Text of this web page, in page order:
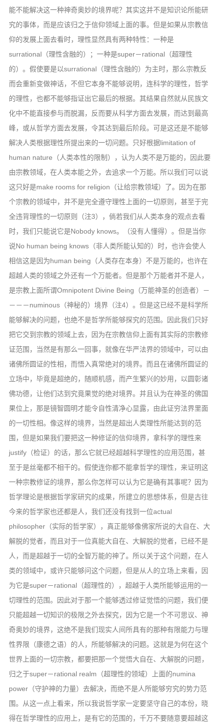
能不能解决这一种神奇奥妙的境界呢？其实这并不是知识论所能研
究的事体，而是应该归之于信仰领域上面的事。但是如果从宗教信
仰的发展上面去看时，理性显然具有两种特性：一种是
surrational（理性含融的）；一种是super－rational（超理性
的）。假使要是以surrational（理性含融的）为主时，那么宗教反
而会重新变做神话，不但它本身不能够说明，连科学的理性，哲学
的理性，也都不能够指证出它最后的根据。其结果自然就从民族文
化中不能直接参与而脱漏，反而要从科学方面去发展，而达到最高
峰，或从哲学方面去发展，令其达到最后阶段。可是这还是不能够
解决人类根据理性所提出来的一切问题。只好根据limitation of
human nature（人类本性的限制），认为人类不是万能的，因此要
由宗教领域，在人类本能之外，去追求一个万能。所以我们可以说
这只好是make rooms for religion（让给宗教领域）了。因为在那
个宗教的领域中，并不是完全遵守理性上面的一切原则，甚至于完
全违背理性的一切原则（注3），倘若我们从人类本身的观点去看
时，我们只能说它是Nobody knows。（没有人懂得）。但是当你
说No human being knows（非人类所能认知的）时，也许会使人
相信这是因为human being（人类存在本身）不是万能的，也许在
超越人类的领域之外还有一个万能者。但是那个万能者并不是人，
是宗教上面所谓Omnipotent Divine Being（万能神圣的创造者）－
－－－numinous（神秘的）境界（注4）。但是这已经不是科学所
能够解决的问题，也绝不是哲学所能够探究的范围。因此我们只好
把它交到宗教的领域上去，因为在宗教信仰上面有其实际的宗教修
证范围，当然是有那么一回事，就像在华严法界的领域中，可以由
诸佛所圆证的性相，而悟入真常绝对的境界。而且在诸佛所圆证的
立场中，毕竟是超绝的，随顺机感，而产生繁兴的妙用，以圆彰诸
佛功德，让他们达到究竟果觉的绝对境界。并且认为在神圣的佛国
果位上，那是镜智圆明才能令自性清净心显露，由此证穷法界里面
的一切性相。像这样的境界，当然是超出人类理性所能达到的范
围，但是如果我们要把这一种修证的信仰境界，拿科学的理性来
justify（检证）的话，那么它就已经超越科学理性的应用范围，甚
至于是丝毫都不相干的。假使连你都不能拿哲学的理性，来证明这
一种宗教修证的境界，那么你怎样可以认为它是确有其事呢？因为
哲学理论是根据哲学家研究的成果，所建立的思想体系，但是古往
今来的哲学家也还都是人，我们还没有找到一位actual
philosopher（实际的哲学家），真正能够像佛家所说的大自在、大
解脱的觉者，而且对于一位真能大自在、大解脱的觉者，已经不是
人，而是超越于一切的全智万能的神了。所以关于这个问题，在人
类的领域中，或许只能够问这个问题，但是从人的立场上来看，因
为它是super－rational（超理性的），超越于人类所能够运用的一
切理性的范围。因此对于那一个能够透过修证觉悟的问题，我们便
只能超越一切知识的极限之外去探究，因为它是一个不可思议、神
奇奥妙的境界，这绝不是我们现实人间所具有的那种有限能力与理
性界限（康德之语）的人，所能够解决的问题。这就是为何在这个
世界上面的一切宗教，都要把那一个觉悟大自在、大解脱的问题，
归之于super－rational realm（超理性的领域）上面的numina
power（守护神的力量）去解决，而绝不是人所能够穷究的势力范
围。从这一点上看来，所以我说哲学家一定要坚守自己的本份，晓
得在哲学理性的应用上，是有它的范围的，千万不要随意要超越这